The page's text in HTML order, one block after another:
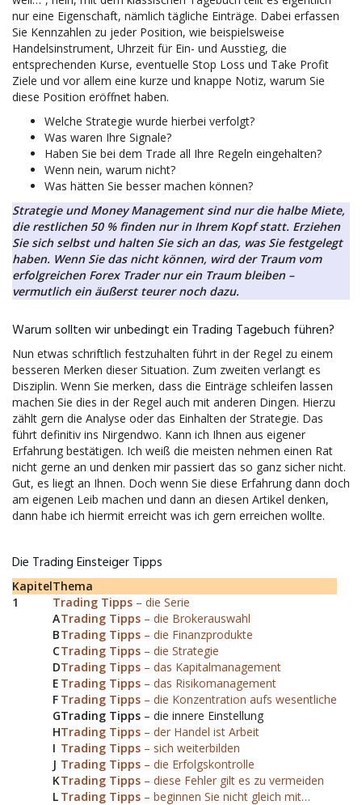
nur eine Eigenschaft, nämlich tägliche Einträge. Dabei erfassen
Sie Kennzahlen zu jeder Position, wie beispielsweise
Handelsinstrument, Uhrzeit für Ein- und Ausstieg, die
entsprechenden Kurse, eventuelle Stop Loss und Take Profit
Ziele und vor allem eine kurze und knappe Notiz, warum Sie
diese Position eröffnet haben.
Welche Strategie wurde hierbei verfolgt?
Was waren Ihre Signale?
Haben Sie bei dem Trade all Ihre Regeln eingehalten?
Wenn nein, warum nicht?
Was hätten Sie besser machen können?
Strategie und Money Management sind nur die halbe Miete,
die restlichen 50 % finden nur in Ihrem Kopf statt. Erziehen
Sie sich selbst und halten Sie sich an das, was Sie festgelegt
haben. Wenn Sie das nicht können, wird der Traum vom
erfolgreichen Forex Trader nur ein Traum bleiben –
vermutlich ein äußerst teurer noch dazu.
Warum sollten wir unbedingt ein Trading Tagebuch führen?
Nun etwas schriftlich festzuhalten führt in der Regel zu einem
besseren Merken dieser Situation. Zum zweiten verlangt es
Disziplin. Wenn Sie merken, dass die Einträge schleifen lassen
machen Sie dies in der Regel auch mit anderen Dingen. Hierzu
zählt gern die Analyse oder das Einhalten der Strategie. Das
führt definitiv ins Nirgendwo. Kann ich Ihnen aus eigener
Erfahrung bestätigen. Ich weiß die meisten nehmen einen Rat
nicht gerne an und denken mir passiert das so ganz sicher nicht.
Gut, es liegt an Ihnen. Doch wenn Sie diese Erfahrung dann doch
am eigenen Leib machen und dann an diesen Artikel denken,
dann habe ich hiermit erreicht was ich gern erreichen wollte.
Die Trading Einsteiger Tipps
KapitelThema
1
Trading Tipps – die Serie
ATrading Tipps – die Brokerauswahl
BTrading Tipps – die Finanzprodukte
CTrading Tipps – die Strategie
DTrading Tipps – das Kapitalmanagement
E Trading Tipps – das Risikomanagement
F Trading Tipps – die Konzentration aufs wesentliche
GTrading Tipps – die innere Einstellung
HTrading Tipps – der Handel ist Arbeit
I Trading Tipps – sich weiterbilden
J Trading Tipps – die Erfolgskontrolle
KTrading Tipps – diese Fehler gilt es zu vermeiden
L Trading Tipps – beginnen Sie nicht gleich mit…